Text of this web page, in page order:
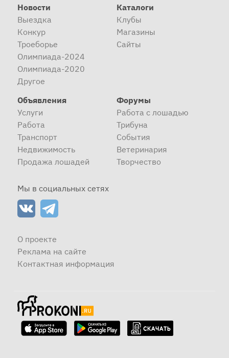
Новости
Выездка
Конкур
Троеборье
Олимпиада-2024
Олимпиада-2020
Другое
Каталоги
Клубы
Магазины
Сайты
Объявления
Услуги
Работа
Транспорт
Недвижимость
Продажа лошадей
Форумы
Работа с лошадью
Трибуна
События
Ветеринария
Творчество
Мы в социальных сетях
О проекте
Реклама на сайте
Контактная информация